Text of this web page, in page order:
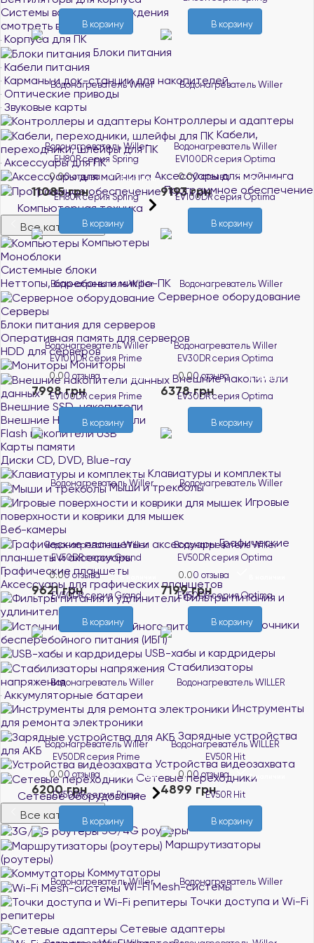
Системы водяного охлаждения
смотреть все
Корпуса для ПК
Блоки питания
Кабели питания
Карманы и док-станции для накопителей
Оптические приводы
Звуковые карты
Контроллеры и адаптеры
Кабели,
переходники, шлейфы для ПК
Аксессуары для ПК
Аксессуары для майнинга
Программное обеспечение
Компьютерная техника
Все категории
Компьютеры
Моноблоки
Системные блоки
Неттопы, баребоны и микро-ПК
Серверное оборудование
Серверы
Блоки питания для серверов
Оперативная память для серверов
HDD для серверов
Мониторы
Внешние накопители
данных
Внешние SSD-накопители
Внешние HDD-накопители
Flash накопители USB
Карты памяти
Диски CD, DVD, Blue-ray
Клавиатуры и комплекты
Мыши и трекболы
Игровые
поверхности и коврики для мышек
Веб-камеры
Графические
планшеты и аксессуары
Графические планшеты
Аксессуары для графических планшетов
Фильтры питания и
удлинители
Источники
бесперебойного питания (ИБП)
USB-хабы и кардридеры
Стабилизаторы
напряжения
Аккумуляторные батареи
Инструменты
для ремонта электроники
Зарядные устройства
для АКБ
Устройства видеозахвата
Сетевые переходники
Сетевое оборудование
Все категории
3G/4G роутеры
Маршрутизаторы
(роутеры)
Коммутаторы
Wi-Fi Mesh-системы
Точки доступа и Wi-Fi
репитеры
Сетевые адаптеры
В корзину В корзину
Водонагреватель Willer
EH80R серия Spring
0.00 отзыва В наличии
11085 грн
В корзину
Водонагреватель Willer
EV100DR серия Optima
0.00 отзыва В наличии
9193 грн
В корзину
Водонагреватель Willer
EV100DR серия Prime
0.00 отзыва В наличии
7998 грн
В корзину
Водонагреватель Willer
EV30DR серия Optima
0.00 отзыва В наличии
6378 грн
В корзину
Водонагреватель Willer
EV50DR серия Grand
0.00 отзыва В наличии
9621 грн
В корзину
Водонагреватель Willer
EV50DR серия Optima
0.00 отзыва
7199 грн
В корзину
Водонагреватель Willer
EV50DR серия Prime
0.00 отзыва В наличии
6200 грн
В корзину
Водонагреватель WILLER
EV50R Hit
0.00 отзыва В наличии
4899 грн
В корзину